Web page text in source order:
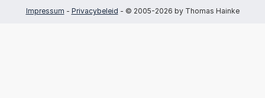
Impressum - Privacybeleid - © 2005-2026 by Thomas Hainke